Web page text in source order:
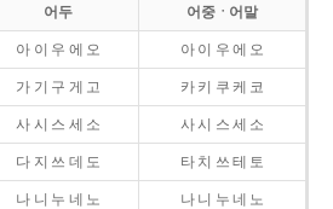
어두 어중ㆍ어말
아 이 우 에 오 아 이 우 에 오
가 기 구 게 고 카 키 쿠 케 코
사 시 스 세 소 사 시 스 세 소
다 지 쓰 데 도 타 치 쓰 테 토
나 니 누 네 노 나 니 누 네 노